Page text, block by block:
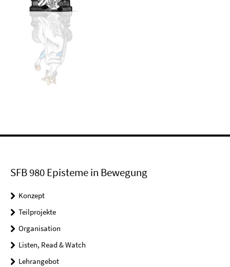
SFB 980 Episteme in Bewegung
Konzept
Teilprojekte
Organisation
Listen, Read & Watch
Lehrangebot